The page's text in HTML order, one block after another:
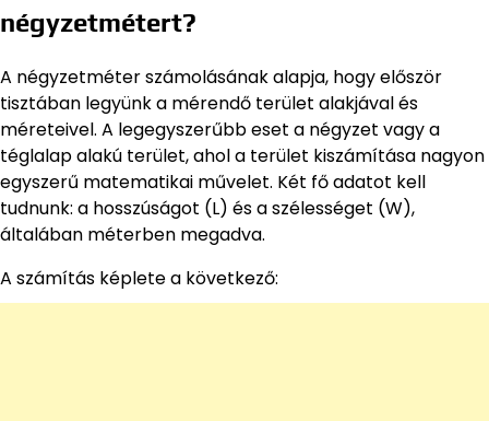
négyzetmétert?
A négyzetméter számolásának alapja, hogy először
tisztában legyünk a mérendő terület alakjával és
méreteivel. A legegyszerűbb eset a négyzet vagy a
téglalap alakú terület, ahol a terület kiszámítása nagyon
egyszerű matematikai művelet. Két fő adatot kell
tudnunk: a hosszúságot (L) és a szélességet (W),
általában méterben megadva.
A számítás képlete a következő: